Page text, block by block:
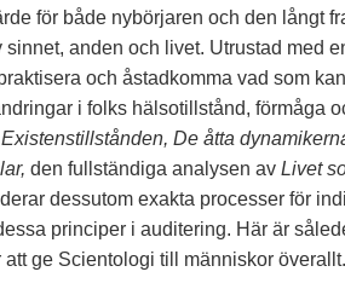
Att få ut Scientologi till världen
David Miscavige - Scientologins kyrklige
ledare
för både nybörjaren och den långt
sinnet, anden och livet. Utrustad med
och åstadkomma vad som
i folks hälsotillstånd, förmåga
Existenstillstånden, De åtta
den fullständiga analysen av Livet
dessutom exakta processer för
principer i auditering. Här är
att ge Scientologi till människor överallt.